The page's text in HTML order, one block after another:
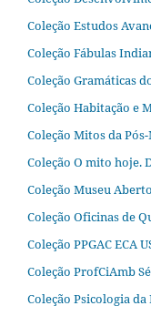
Coleção Estudos
Coleção Fábulas
Coleção Gramáticas
Coleção Habitação e
Coleção Mitos da
Coleção O mito hoje.
Coleção Museu Aberto
Coleção Oficinas de
Coleção PPGAC ECA
Coleção ProfCiAmb
Coleção Psicologia